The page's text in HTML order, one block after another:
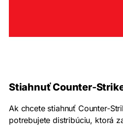
Stiahnuť
Ak chcete stiahnuť
potrebujete distribúciu, ktorá